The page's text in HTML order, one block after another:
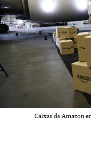
Caixas da Amazon